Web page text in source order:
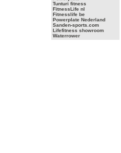
Tunturi fitness
FitnessLife nl
Fitnesslife be
Powerplate Nederland
Sanden-sports.com
Lifefitness showroom
Waterrower